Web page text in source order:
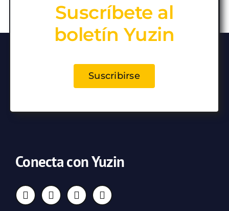
Suscríbete al
boletín Yuzin
Suscribirse
Conecta con Yuzin